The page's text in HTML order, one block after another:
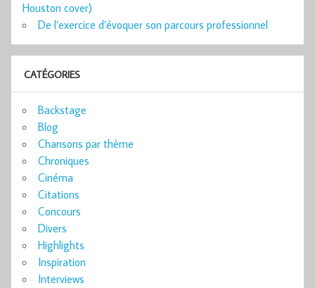
Houston cover)
De l’exercice d’évoquer son parcours professionnel
CATÉGORIES
Backstage
Blog
Chansons par thème
Chroniques
Cinéma
Citations
Concours
Divers
Highlights
Inspiration
Interviews